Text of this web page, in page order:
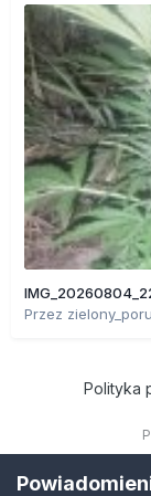
Przez
Polityka